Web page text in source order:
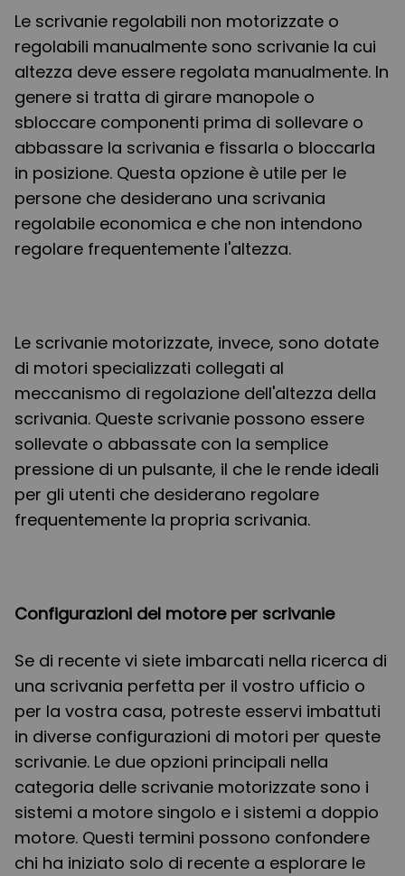
Le scrivanie regolabili non motorizzate o
regolabili manualmente sono scrivanie la cui
altezza deve essere regolata manualmente. In
genere si tratta di girare manopole o
sbloccare componenti prima di sollevare o
abbassare la scrivania e fissarla o bloccarla
in posizione. Questa opzione è utile per le
persone che desiderano una scrivania
regolabile economica e che non intendono
regolare frequentemente l'altezza.
Le scrivanie motorizzate, invece, sono dotate
di motori specializzati collegati al
meccanismo di regolazione dell'altezza della
scrivania. Queste scrivanie possono essere
sollevate o abbassate con la semplice
pressione di un pulsante, il che le rende ideali
per gli utenti che desiderano regolare
frequentemente la propria scrivania.
Configurazioni del motore per scrivanie
Se di recente vi siete imbarcati nella ricerca di
una scrivania perfetta per il vostro ufficio o
per la vostra casa, potreste esservi imbattuti
in diverse configurazioni di motori per queste
scrivanie. Le due opzioni principali nella
categoria delle scrivanie motorizzate sono i
sistemi a motore singolo e i sistemi a doppio
motore. Questi termini possono confondere
chi ha iniziato solo di recente a esplorare le